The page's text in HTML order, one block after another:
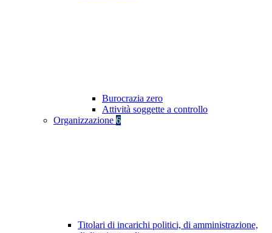
Burocrazia zero
Attività soggette a controllo
Organizzazione 6
Titolari di incarichi politici, di amministrazione,